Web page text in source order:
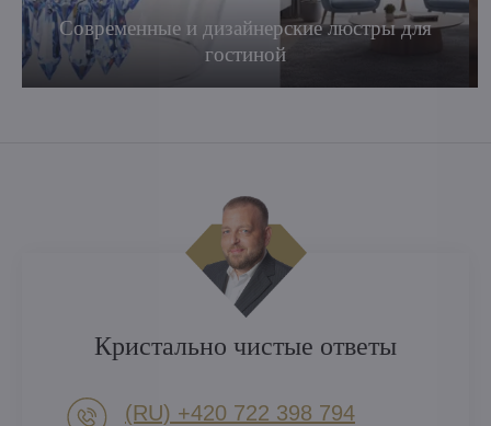
Современные и дизайнерские люстры для
гостиной
Кристально чистые ответы
(RU) +420 722 398 794​